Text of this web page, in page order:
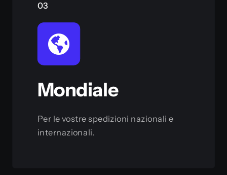
03
Mondiale
Per le vostre spedizioni nazionali e
internazionali.